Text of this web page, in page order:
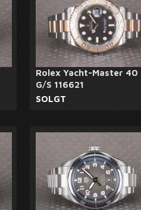
Rolex Yacht-Master 40
G/S 116621
SOLGT